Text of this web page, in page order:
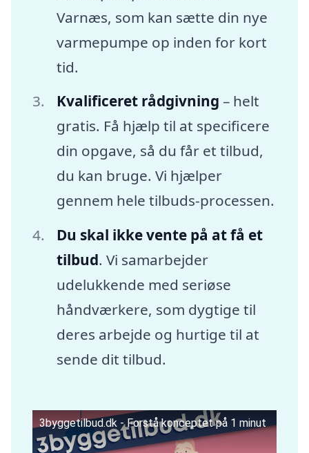
Varnæs, som kan sætte din nye
varmepumpe op inden for kort
tid.
Kvalificeret rådgivning – helt
gratis. Få hjælp til at specificere
din opgave, så du får et tilbud,
du kan bruge. Vi hjælper
gennem hele tilbuds-processen.
Du skal ikke vente på at få et
tilbud. Vi samarbejder
udelukkende med seriøse
håndværkere, som dygtige til
deres arbejde og hurtige til at
sende dit tilbud.
3byggetilbud.dk - Forstå konceptet på 1 minut